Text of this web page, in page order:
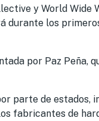
y World Wide
durante los
por Paz Peña,
parte de estados,
fabricantes de